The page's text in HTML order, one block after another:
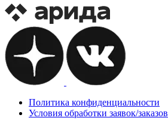
Политика конфиденциальности
Условия обработки заявок/заказов